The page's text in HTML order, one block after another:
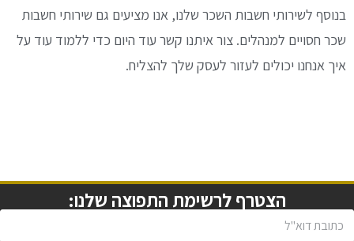
בנוסף לשירותי חשבות השכר שלנו, אנו מציעים גם שירותי חשבות
שכר חסויים למנהלים. צור איתנו קשר עוד היום כדי ללמוד עוד על
איך אנחנו יכולים לעזור לעסק שלך להצליח.
הצטרף לרשימת התפוצה שלנו: